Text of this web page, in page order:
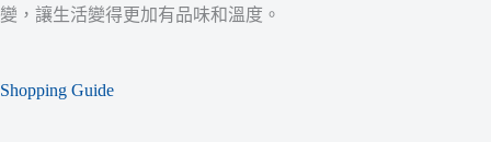
變，讓生活變得更加有品味和溫度。
Shopping Guide